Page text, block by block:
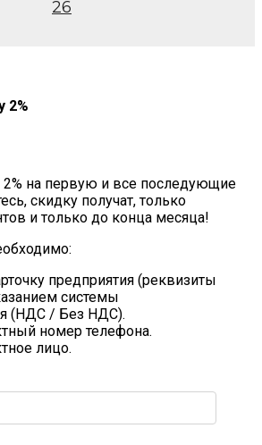
26
2%
2% на первую и все последующие
скидку получат, только
и только до конца месяца!
предприятия (реквизиты
системы
(НДС / Без НДС).
номер телефона.
лицо.